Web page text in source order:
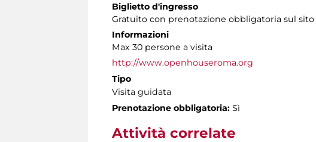
Biglietto d'ingresso
Gratuito con prenotazione obbligatoria sul sito
Informazioni
Max 30 persone a visita
http://www.openhouseroma.org
Tipo
Visita guidata
Prenotazione obbligatoria: Sì
Attività correlate